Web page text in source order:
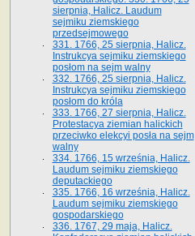
sierpnia, Halicz. Laudum
sejmiku ziemskiego
przedsejmowego
331. 1766, 25 sierpnia, Halicz.
Instrukcya sejmiku ziemskiego
posłom na sejm walny
332. 1766, 25 sierpnia, Halicz.
Instrukcya sejmiku ziemskiego
posłom do króla
333. 1766, 27 sierpnia, Halicz.
Protestacya ziemian halickich
przeciwko elekcyi posła na sejm
walny
334. 1766, 15 września, Halicz.
Laudum sejmiku ziemskiego
deputackiego
335. 1766, 16 września, Halicz.
Laudum sejmiku ziemskiego
gospodarskiego
336. 1767, 29 maja, Halicz.